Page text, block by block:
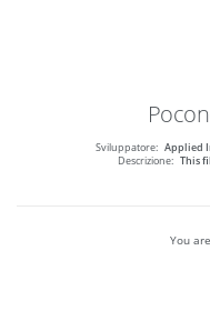
Sviluppatore: Applied
Descrizione: This
You